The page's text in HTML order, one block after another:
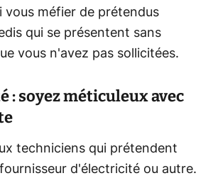
vous méfier de prétendus
qui se présentent sans
vous n'avez pas sollicitées.
soyez méticuleux avec
techniciens qui prétendent
d'électricité ou autre.